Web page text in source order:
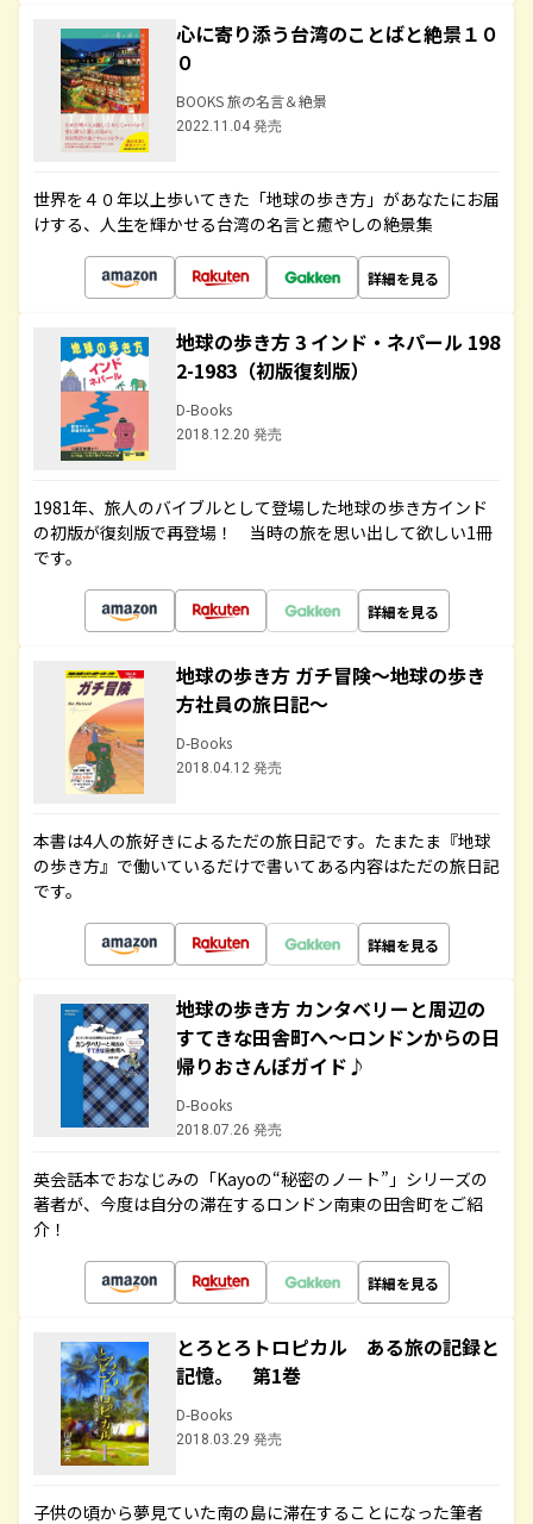
心に寄り添う台湾のことばと絶景１０
０
BOOKS 旅の名言＆絶景
2022.11.04 発売
世界を４０年以上歩いてきた「地球の歩き方」があなたにお届
けする、人生を輝かせる台湾の名言と癒やしの絶景集
詳細を見る
地球の歩き方 3 インド・ネパール 198
2-1983（初版復刻版）
D-Books
2018.12.20 発売
1981年、旅人のバイブルとして登場した地球の歩き方インド
の初版が復刻版で再登場！ 当時の旅を思い出して欲しい1冊
です。
詳細を見る
地球の歩き方 ガチ冒険～地球の歩き
方社員の旅日記～
D-Books
2018.04.12 発売
本書は4人の旅好きによるただの旅日記です。たまたま『地球
の歩き方』で働いているだけで書いてある内容はただの旅日記
です。
詳細を見る
地球の歩き方 カンタベリーと周辺の
すてきな田舎町へ～ロンドンからの日
帰りおさんぽガイド♪
D-Books
2018.07.26 発売
英会話本でおなじみの「Kayoの“秘密のノート”」シリーズの
著者が、今度は自分の滞在するロンドン南東の田舎町をご紹
介！
詳細を見る
とろとろトロピカル ある旅の記録と
記憶。 第1巻
D-Books
2018.03.29 発売
子供の頃から夢見ていた南の島に滞在することになった筆者